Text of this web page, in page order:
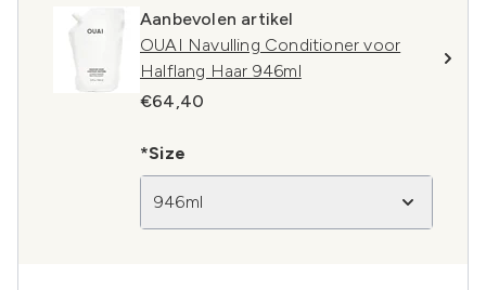
Aanbevolen artikel
OUAI Navulling Conditioner voor
Halflang Haar 946ml
€64,40
*Size
946ml